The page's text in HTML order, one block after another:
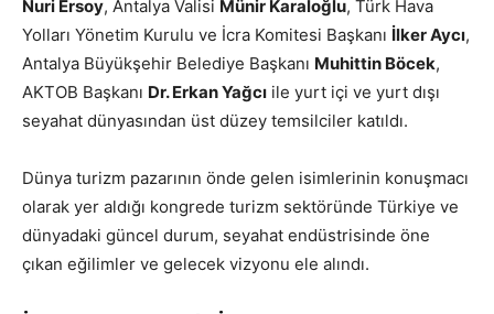
Nuri Ersoy, Antalya Valisi Münir Karaloğlu, Türk Hava
Yolları Yönetim Kurulu ve İcra Komitesi Başkanı İlker Aycı,
Antalya Büyükşehir Belediye Başkanı Muhittin Böcek,
AKTOB Başkanı Dr. Erkan Yağcı ile yurt içi ve yurt dışı
seyahat dünyasından üst düzey temsilciler katıldı.
Dünya turizm pazarının önde gelen isimlerinin konuşmacı
olarak yer aldığı kongrede turizm sektöründe Türkiye ve
dünyadaki güncel durum, seyahat endüstrisinde öne
çıkan eğilimler ve gelecek vizyonu ele alındı.